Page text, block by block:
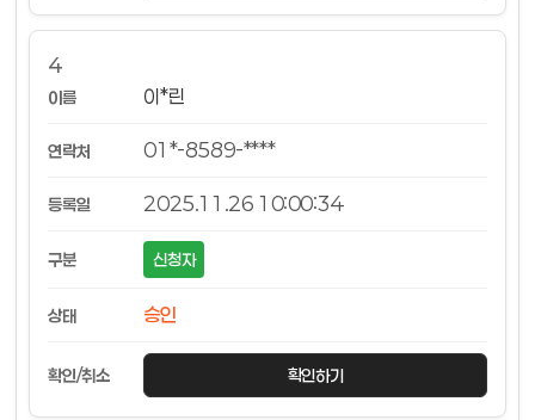
4
이*린
01*-8589-****
2025.11.26 10:00:34
신청자
승인
확인하기